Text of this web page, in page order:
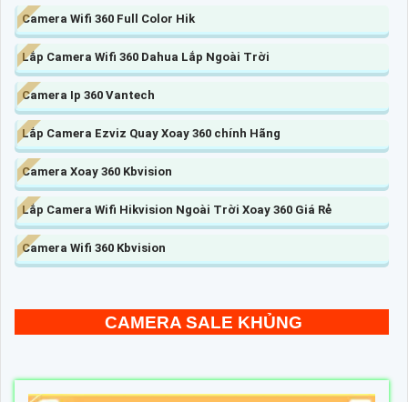
Camera Wifi 360 Full Color Hik
Lắp Camera Wifi 360 Dahua Lắp Ngoài Trời
Camera Ip 360 Vantech
Lắp Camera Ezviz Quay Xoay 360 chính Hãng
Camera Xoay 360 Kbvision
Lắp Camera Wifi Hikvision Ngoài Trời Xoay 360 Giá Rẻ
Camera Wifi 360 Kbvision
CAMERA SALE KHỦNG